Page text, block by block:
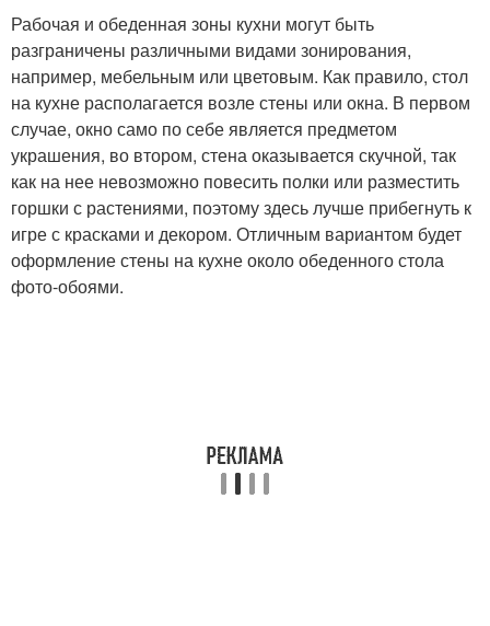
Рабочая и обеденная зоны кухни могут быть
разграничены различными видами зонирования,
например, мебельным или цветовым. Как правило, стол
на кухне располагается возле стены или окна. В первом
случае, окно само по себе является предметом
украшения, во втором, стена оказывается скучной, так
как на нее невозможно повесить полки или разместить
горшки с растениями, поэтому здесь лучше прибегнуть к
игре с красками и декором. Отличным вариантом будет
оформление стены на кухне около обеденного стола
фото-обоями.